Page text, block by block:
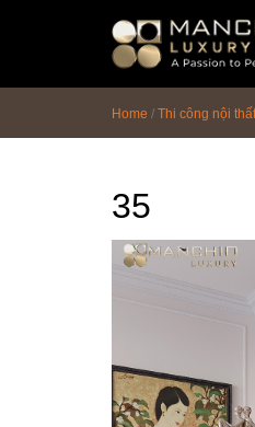
Home / Thi công nội thất
35